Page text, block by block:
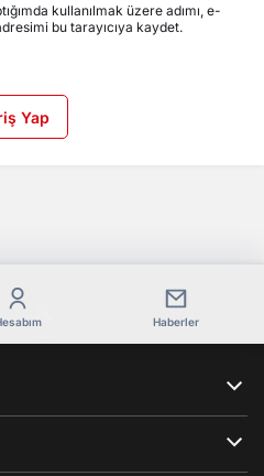
kullanılmak üzere adımı, e-
bu tarayıcıya kaydet.
Yap
Haberler